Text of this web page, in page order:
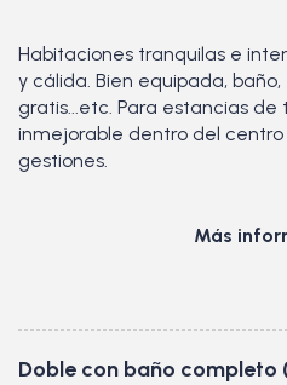
Habitaciones tranquilas e
y cálida. Bien equipada, baño,
gratis...etc. Para estancias de
inmejorable dentro del
gestiones.
Más
Doble con baño completo